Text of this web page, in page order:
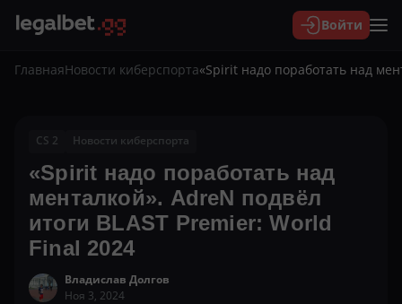
Войти
ГлавнаяНовости киберспорта«Spirit надо поработать над
CS 2 Новости киберспорта
«Spirit надо поработать над
менталкой». AdreN подвёл
итоги BLAST Premier: World
Final 2024
Владислав Долгов
Ноя 3, 2024